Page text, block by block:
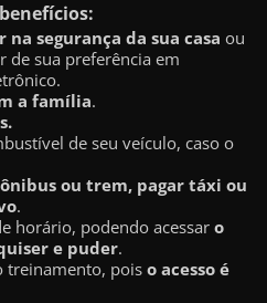
na segurança da sua casa ou
de sua preferência em
a família.
de seu veículo, caso o
ou trem, pagar táxi ou
.
horário, podendo acessaro
e puder.
treinamento, poiso acesso é